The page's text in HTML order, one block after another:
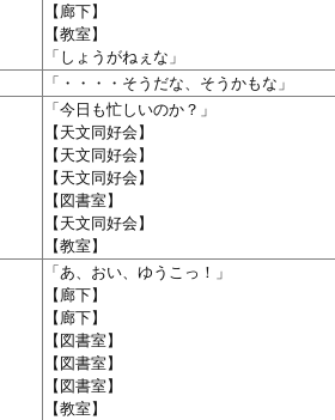
Fan Edition
1 Remaster Fan Edition
2 Remaster Fan Edition
Tales Remaster Fan Edition
Ships Remaster Fan Edition
Edition
【廊下】
【教室】
「しょうがねぇな」
「・・・・そうだな、そうかもな」
「今日も忙しいのか？」
【天文同好会】
【天文同好会】
【天文同好会】
【図書室】
【天文同好会】
【教室】
「あ、おい、ゆうこっ！」
【廊下】
【廊下】
【図書室】
【図書室】
【図書室】
【教室】